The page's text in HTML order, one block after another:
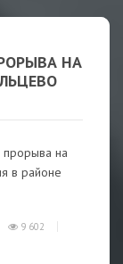
НА
прорыва на
в районе
9 602